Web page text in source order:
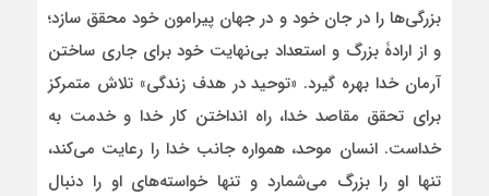
بزرگی‌ها را در جان خود و در جهان پیرامون خود محقق سازد؛
و از ارادۀ بزرگ و استعداد بی‌نهایت خود برای جاری ساختن
آرمان خدا بهره گیرد. «توحید در هدف زندگی» تلاش متمرکز
برای تحقق مقاصد خدا، راه انداختن کار خدا و خدمت به
خداست. انسان موحد، همواره جانب خدا را رعایت می‌کند،
تنها او را بزرگ می‌شمارد و تنها خواسته‌های او را دنبال